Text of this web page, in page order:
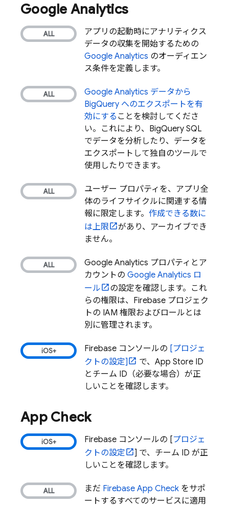
Google Analytics
アプリの起動時にアナリティクス
データの収集を開始するための
Google Analytics のオーディエン
ス条件を定義します。
Google Analytics データから
BigQuery へのエクスポートを有
効にする ことを検討してくださ
い。これにより、 BigQuery SQL
でデータを分析したり、データを
エクスポートして独自のツールで
使用したりできます。
ユーザー プロパティを、アプリ全
体のライフサイクルに関連する情
報に限定します。 作成できる数に
は上限
があり、アーカイブでき
ません。
Google Analytics プロパティとア
カウントの Google Analytics ロ
ール
の設定を確認します。これ
らの権限は、Firebase プロジェク
トの IAM 権限およびロールとは
別に管理されます。
Firebase コンソールの [プロジェ
クトの設定]
で、App Store ID
とチーム ID（必要な場合）が正
しいことを確認します。
App Check
Firebase コンソールの [プロジェ
クトの設定
] で、チーム ID が正
しいことを確認します。
まだ Firebase App Check をサポ
ートするすべてのサービスに適用